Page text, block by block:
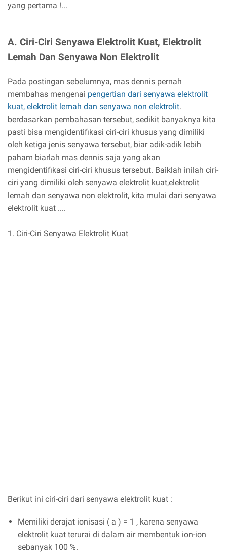
yang pertama !...
A. Ciri-Ciri Senyawa Elektrolit Kuat, Elektrolit
Lemah Dan Senyawa Non Elektrolit
Pada postingan sebelumnya, mas dennis pernah
membahas mengenai pengertian dari senyawa elektrolit
kuat, elektrolit lemah dan senyawa non elektrolit.
berdasarkan pembahasan tersebut, sedikit banyaknya kita
pasti bisa mengidentifikasi ciri-ciri khusus yang dimiliki
oleh ketiga jenis senyawa tersebut, biar adik-adik lebih
paham biarlah mas dennis saja yang akan
mengidentifikasi ciri-ciri khusus tersebut. Baiklah inilah ciri-
ciri yang dimiliki oleh senyawa elektrolit kuat,elektrolit
lemah dan senyawa non elektrolit, kita mulai dari senyawa
elektrolit kuat ....
1. Ciri-Ciri Senyawa Elektrolit Kuat
Berikut ini ciri-ciri dari senyawa elektrolit kuat :
Memiliki derajat ionisasi ( a ) = 1 , karena senyawa
elektrolit kuat terurai di dalam air membentuk ion-ion
sebanyak 100 %.